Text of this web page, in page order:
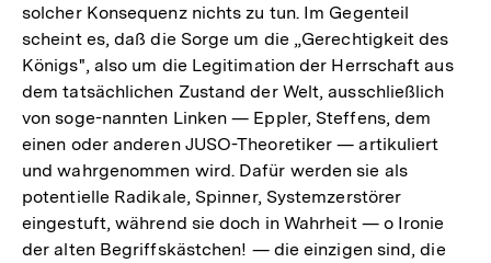
solcher Konsequenz nichts zu tun. Im Gegenteil
scheint es, daß die Sorge um die „Gerechtigkeit des
Königs", also um die Legitimation der Herrschaft aus
dem tatsächlichen Zustand der Welt, ausschließlich
von soge-nannten Linken — Eppler, Steffens, dem
einen oder anderen JUSO-Theoretiker — artikuliert
und wahrgenommen wird. Dafür werden sie als
potentielle Radikale, Spinner, Systemzerstörer
eingestuft, während sie doch in Wahrheit — o Ironie
der alten Begriffskästchen! — die einzigen sind, die